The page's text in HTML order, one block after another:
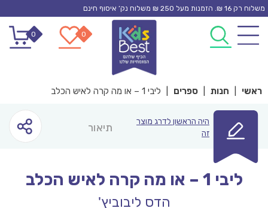
Skip
content
משלוח רק 16 ₪. הזמנות מעל 250 ₪ משלוח נק’ איסוף חינם
0
0
ראשי חנות ספרים ליבי 1 – או מה קרה לאיש הכלב
היה הראשון לדרג מוצר
זה
תיאור
ליבי 1 – או מה קרה לאיש הכלב
הדס ליבוביץ'